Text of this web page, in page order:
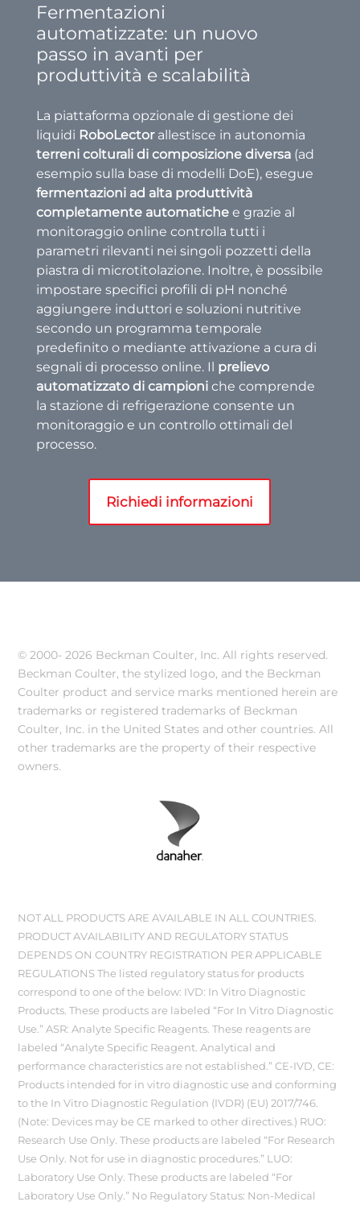
Fermentazioni
automatizzate: un nuovo
passo in avanti per
produttività e scalabilità
La piattaforma opzionale di gestione dei
liquidi RoboLectorallestisce in autonomia
terreni colturali di composizione diversa(ad
esempio sulla base di modelli DoE), esegue
fermentazioni ad alta produttività
completamente automatichee grazie al
monitoraggio online controlla tutti i
parametri rilevanti nei singoli pozzetti della
piastra di microtitolazione. Inoltre, è possibile
impostare specifici profili di pH nonché
aggiungere induttori e soluzioni nutritive
secondo un programma temporale
predefinito o mediante attivazione a cura di
segnali di processo online. Il prelievo
automatizzato di campioniche comprende
la stazione di refrigerazione consente un
monitoraggio e un controllo ottimali del
processo.
Richiedi informazioni
© 2000-2026 Beckman Coulter, Inc. All rights reserved.
Beckman Coulter, the stylized logo, and the Beckman
Coulter product and service marks mentioned herein are
trademarks or registered trademarks of Beckman
Coulter, Inc. in the United States and other countries. All
other trademarks are the property of their respective
owners.
NOT ALL PRODUCTS ARE AVAILABLE IN ALL COUNTRIES.
PRODUCT AVAILABILITY AND REGULATORY STATUS
DEPENDS ON COUNTRY REGISTRATION PER APPLICABLE
REGULATIONS The listed regulatory status for products
correspond to one of the below: IVD: In Vitro Diagnostic
Products. These products are labeled “For In Vitro Diagnostic
Use.” ASR: Analyte Specific Reagents. These reagents are
labeled “Analyte Specific Reagent. Analytical and
performance characteristics are not established.” CE-IVD, CE:
Products intended for in vitro diagnostic use and conforming
to the In Vitro Diagnostic Regulation (IVDR) (EU) 2017/746.
(Note: Devices may be CE marked to other directives.) RUO:
Research Use Only. These products are labeled “For Research
Use Only. Not for use in diagnostic procedures.” LUO:
Laboratory Use Only. These products are labeled “For
Laboratory Use Only.” No Regulatory Status: Non-Medical